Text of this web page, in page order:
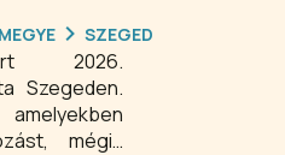
SZEGED
2026.
Szegeden.
mégis